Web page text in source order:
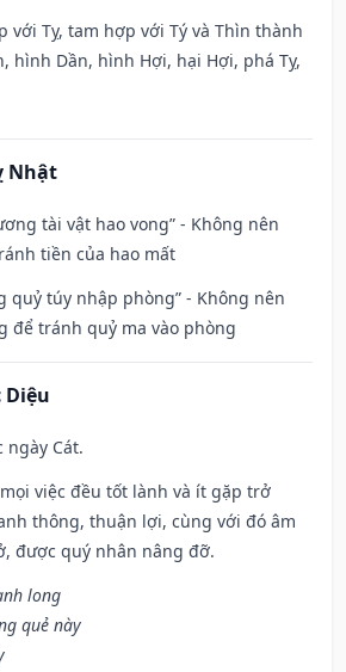
với Tỵ, tam hợp với Tý và Thìn thành
hình Dần, hình Hợi, hại Hợi, phá Tỵ,
Nhật
tài vật hao vong” - Không nên
tiền của hao mất
quỷ túy nhập phòng” - Không nên
để tránh quỷ ma vào phòng
Diệu
ngày Cát.
việc đều tốt lành và ít gặp trở
thông, thuận lợi, cùng với đó âm
được quý nhân nâng đỡ.
long
quẻ này